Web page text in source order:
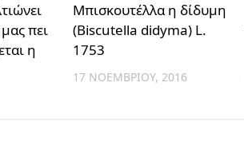
πει
η
Μπισκουτέλλα η δίδυμη
(Biscutella didyma) L.
1753
17 ΝΟΕΜΒΡΊΟΥ, 2016